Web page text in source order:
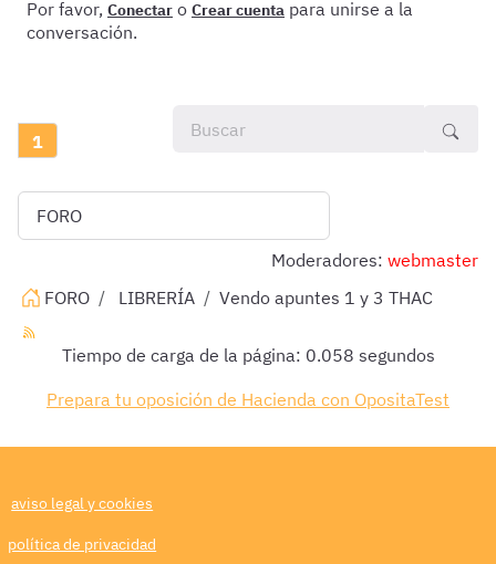
Por favor, Conectar o Crear cuenta para unirse a la
conversación.
1
Moderadores: webmaster
FORO
LIBRERÍA Vendo apuntes 1 y 3 THAC
Tiempo de carga de la página: 0.058 segundos
Prepara tu oposición de Hacienda con OpositaTest
aviso legal y cookies
política de privacidad